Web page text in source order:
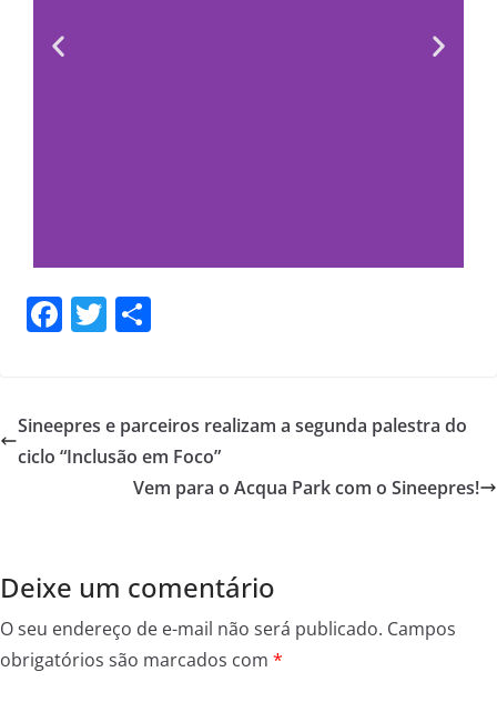
F
e
b
T
er e
Sineepres e parceiros realizam a segunda palestra do
ciclo “Inclusão em Foco”
Vem para o Acqua Park com o Sineepres!
Deixe um comentário
O seu endereço de e-mail não será publicado. Campos
obrigatórios são marcados com *